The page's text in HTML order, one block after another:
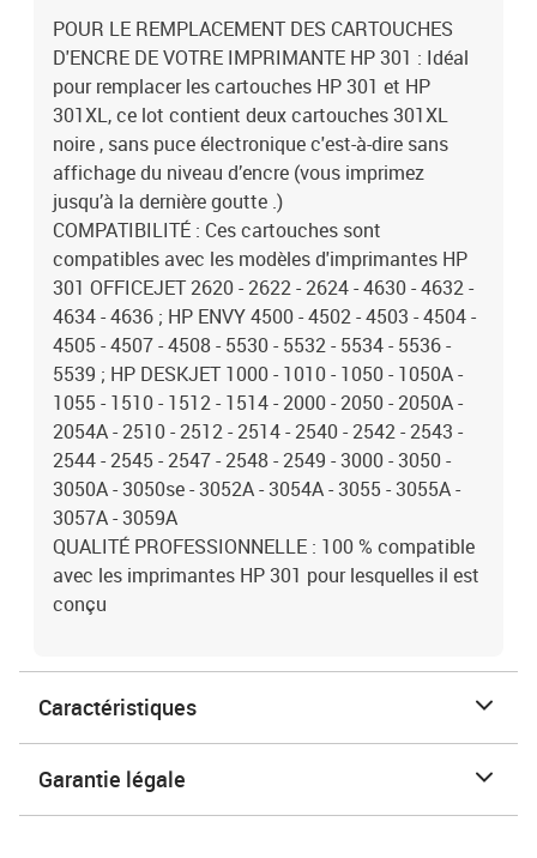
POUR LE REMPLACEMENT DES CARTOUCHES
D'ENCRE DE VOTRE IMPRIMANTE HP 301 : Idéal
pour remplacer les cartouches HP 301 et HP
301XL, ce lot contient deux cartouches 301XL
noire , sans puce électronique c'est-à-dire sans
affichage du niveau d’encre (vous imprimez
jusqu’à la dernière goutte .)
COMPATIBILITÉ : Ces cartouches sont
compatibles avec les modèles d'imprimantes HP
301 OFFICEJET 2620 - 2622 - 2624 - 4630 - 4632 -
4634 - 4636 ; HP ENVY 4500 - 4502 - 4503 - 4504 -
4505 - 4507 - 4508 - 5530 - 5532 - 5534 - 5536 -
5539 ; HP DESKJET 1000 - 1010 - 1050 - 1050A -
1055 - 1510 - 1512 - 1514 - 2000 - 2050 - 2050A -
2054A - 2510 - 2512 - 2514 - 2540 - 2542 - 2543 -
2544 - 2545 - 2547 - 2548 - 2549 - 3000 - 3050 -
3050A - 3050se - 3052A - 3054A - 3055 - 3055A -
3057A - 3059A
QUALITÉ PROFESSIONNELLE : 100 % compatible
avec les imprimantes HP 301 pour lesquelles il est
conçu
Caractéristiques
Garantie légale